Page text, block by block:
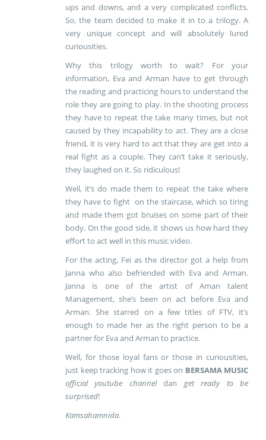
ups and downs, and a very complicated conflicts.
So, the team decided to make it in to a trilogy. A
very unique concept and will absolutely lured
curiousities.
Why this trilogy worth to wait? For your
information, Eva and Arman have to get through
the reading and practicing hours to understand the
role they are going to play. In the shooting process
they have to repeat the take many times, but not
caused by they incapability to act. They are a close
friend, it is very hard to act that they are get into a
real fight as a couple. They can’t take it seriously,
they laughed on it. So ridiculous!
Well, it’s do made them to repeat the take where
they have to fight on the staircase, which so tiring
and made them got bruises on some part of their
body. On the good side, it shows us how hard they
effort to act well in this music video.
For the acting, Fei as the director got a help from
Janna who also befriended with Eva and Arman.
Janna is one of the artist of Aman talent
Management, she’s been on act before Eva and
Arman. She starred on a few titles of FTV, it’s
enough to made her as the right person to be a
partner for Eva and Arman to practice.
Well, for those loyal fans or those in curiousities,
just keep tracking how it goes on BERSAMA MUSIC
official youtube channeldan get ready to be
surprised!
Kamsahamnida.